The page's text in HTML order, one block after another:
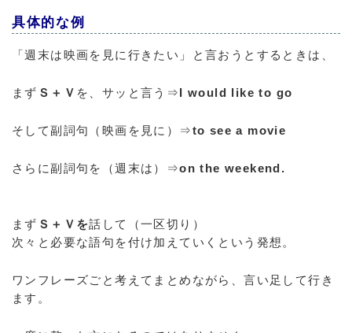
具体的な例
「週末は映画を見に行きたい」と言おうとするときは、
まず Ｓ＋Ｖ を、サッと言う⇒I would like to go
そして副詞句（映画を見に）⇒to see a movie
さらに副詞句を（週末は）⇒on the weekend.
まず Ｓ＋Ｖを話して（一区切り）
次々と必要な語句を付け加えていくという発想。
ワンフレーズごと考えてまとめながら、言い足して行き
ます。